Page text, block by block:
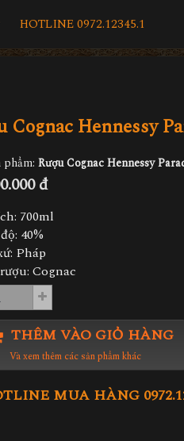
HOTLINE 0972.12345.1
Cognac Hennessy
phẩm: Rượu Cognac Hennessy
đ
700ml
40%
Pháp
Cognac
THÊM VÀO GIỎ HÀNG
Và xem thêm các sản phẩm khác
MUA HÀNG